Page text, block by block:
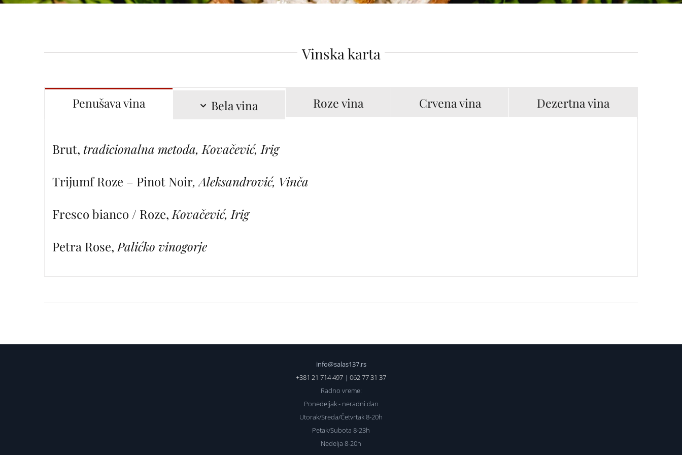
Vinska karta
Penušava vina Bela vina Roze vina Crvena vina Dezertna vina
Brut, tradicionalna metoda, Kovačević, Irig
Trijumf Roze – Pinot Noir, Aleksandrović, Vinča
Fresco bianco / Roze, Kovačević, Irig
Petra Rose, Palićko vinogorje
info@salas137.rs
+381 21 714 497 | 062 77 31 37
Radno vreme:
Ponedeljak - neradni dan
Utorak/Sreda/Četvrtak 8-20h
Petak/Subota 8-23h
Nedelja 8-20h